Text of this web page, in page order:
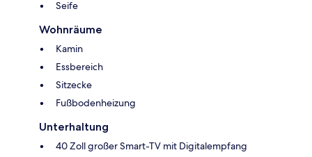
Seife
Wohnräume
Kamin
Essbereich
Sitzecke
Fußbodenheizung
Unterhaltung
40 Zoll großer Smart-TV mit Digitalempfang